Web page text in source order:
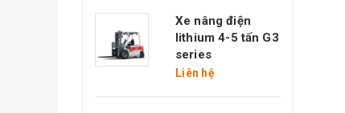
Xe nâng điện
lithium 4-5 tấn G3
series
Liên hệ